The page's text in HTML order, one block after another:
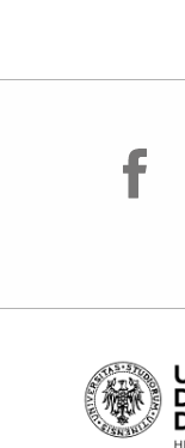
facebook